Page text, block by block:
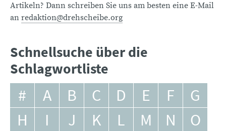
Artikeln? Dann schreiben Sie uns am besten eine E-Mail
an redaktion@drehscheibe.org
Schnellsuche über die
Schlagwortliste
# A B C D E F
G
H
I J K L M N
O